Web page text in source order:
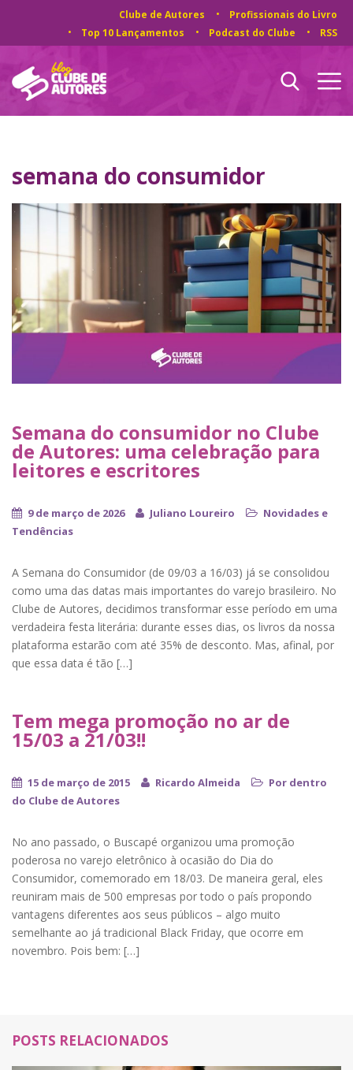
Clube de Autores
Profissionais do Livro
Top 10 Lançamentos
Podcast do Clube RSS
semana do consumidor
Semana do consumidor no Clube
de Autores: uma celebração para
leitores e escritores
9 de março de 2026 Juliano Loureiro
Novidades e
Tendências
A Semana do Consumidor (de 09/03 a 16/03) já se consolidou
como uma das datas mais importantes do varejo brasileiro. No
Clube de Autores, decidimos transformar esse período em uma
verdadeira festa literária: durante esses dias, os livros da nossa
plataforma estarão com até 35% de desconto. Mas, afinal, por
que essa data é tão […]
Tem mega promoção no ar de
15/03 a 21/03!!
15 de março de 2015 Ricardo Almeida
Por dentro
do Clube de Autores
No ano passado, o Buscapé organizou uma promoção
poderosa no varejo eletrônico à ocasião do Dia do
Consumidor, comemorado em 18/03. De maneira geral, eles
reuniram mais de 500 empresas por todo o país propondo
vantagens diferentes aos seus públicos – algo muito
semelhante ao já tradicional Black Friday, que ocorre em
novembro. Pois bem: […]
POSTS RELACIONADOS